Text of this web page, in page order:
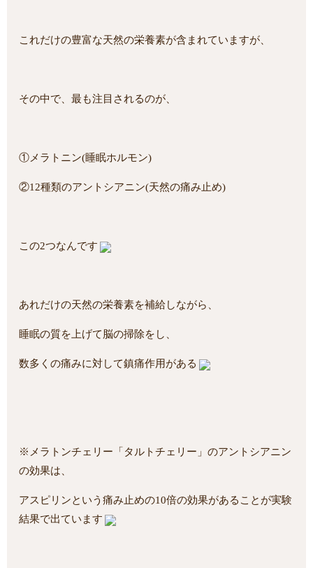
これだけの豊富な天然の栄養素が含まれていますが、
その中で、最も注目されるのが、
①メラトニン(睡眠ホルモン)
②12種類のアントシアニン(天然の痛み止め)
この2つなんです
あれだけの天然の栄養素を補給しながら、
睡眠の質を上げて脳の掃除をし、
数多くの痛みに対して鎮痛作用がある
※メラトンチェリー「タルトチェリー」のアントシアニン
の効果は、
アスピリンという痛み止めの10倍の効果があることが実験
結果で出ています